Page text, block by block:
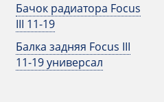
Бачок радиатора Focus
III 11-19
Балка задняя Focus III
11-19 универсал